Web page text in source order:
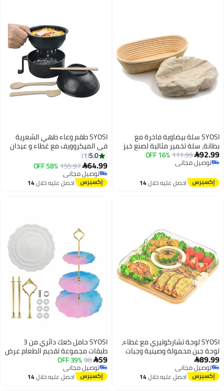
SYOSI سلة بيضاوية فاخرة مع
بطانة، سلة تخمير مثالية لصنع خبز
جميل، سلة وعاء مع بطانة قماش
للخبز الحامض المنزلي والمحترف
92.99
111.99
16% OFF
توصيل مجاني
توصيل مجاني
احصل عليه خلال14
SYOSI طقم وعاء طهي الشعرية
في الميكروويف مع غطاء و عيدان
الطعام لضروريات الغرفة الجامعية
للفتيات والفتيان، طباخ سريع وسريع
للشعرية مع مقابض، ضروريات
الشقة باللون الأسود
5.0
1
64.99
155.97
58% OFF
توصيل مجاني
توصيل مجانياحصل عليه خلال14
SYOSI لوحة تشاركوتيري مع غطاء،
لوحة جبن محمولة وصينية وجبات
خفيفة مع غطاء شفاف للاستخدام
في المطبخ أثناء السفر، لوحة تقطيع
لتخزين الطعام بأربعة أقسام للحفلات
89.99
توصيل مجاني
توصيل مجانياحصل عليه خلال14
SYOSI حامل كعك دائري من 3
طبقات مجموعة تقديم الطعام عرض
مجموعة الحلوى حامل كعك خزف
طبقات)
59
98
39% OFF
توصيل مجاني
توصيل مجانياحصل عليه خلال14